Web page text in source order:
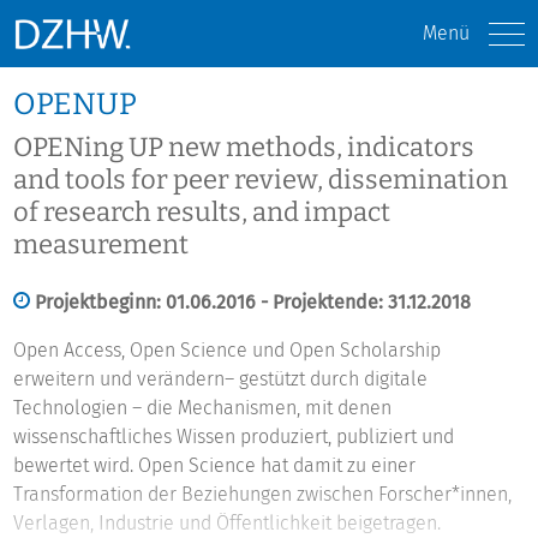
Menü
OPENUP
OPENing UP new methods, indicators
and tools for peer review, dissemination
of research results, and impact
measurement
Projektbeginn: 01.06.2016 - Projektende: 31.12.2018
Open Access, Open Science und Open Scholarship
erweitern und verändern– gestützt durch digitale
Technologien – die Mechanismen, mit denen
wissenschaftliches Wissen produziert, publiziert und
bewertet wird. Open Science hat damit zu einer
Transformation der Beziehungen zwischen Forscher*innen,
Verlagen, Industrie und Öffentlichkeit beigetragen.